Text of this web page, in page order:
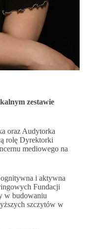
zestawie
oraz Audytorka
rolę Dyrektorki
mediowego na
i aktywna
Fundacji
w budowaniu
szczytów w